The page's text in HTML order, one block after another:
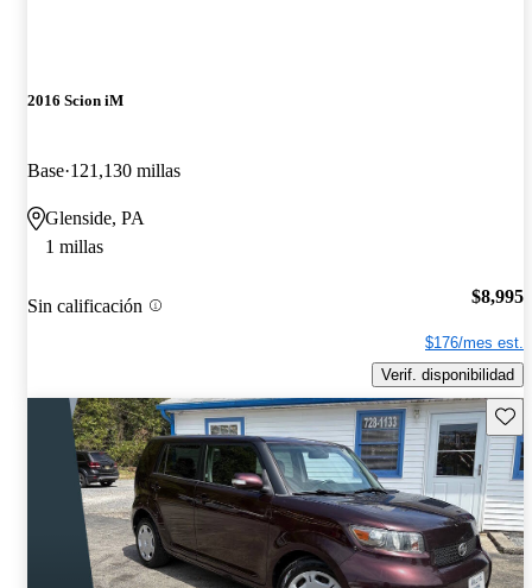
2016 Scion iM
Base 121,130 millas
Glenside, PA
1 millas
Sin calificación $8,995
$176/mes est.
Verif. disponibilidad